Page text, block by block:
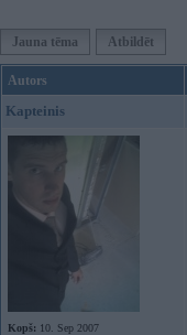
Jauna tēma Atbildēt
Autors
Kapteinis
Kopš: 10. Sep 2007